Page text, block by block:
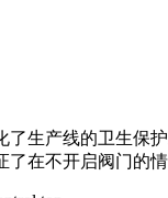
生产线的卫生保
在不开启阀门的